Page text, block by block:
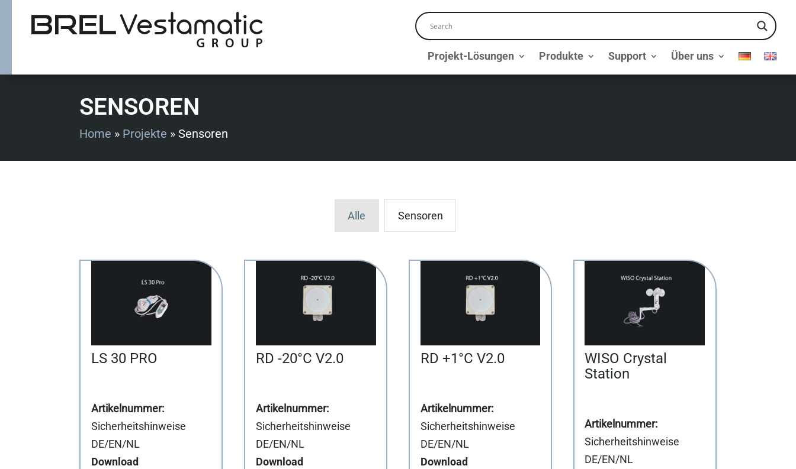
Projekt-Lösungen Produkte Support Über uns
SENSOREN
Home » Projekte »Sensoren
Alle Sensoren
LS 30 PRO
Sicherheitshinweise
DE/EN/NL
Download
RD -20°C V2.0
Sicherheitshinweise
DE/EN/NL
Download
RD +1°C V2.0
Sicherheitshinweise
DE/EN/NL
Download
WISO Crystal
Station
Sicherheitshinweise
DE/EN/NL